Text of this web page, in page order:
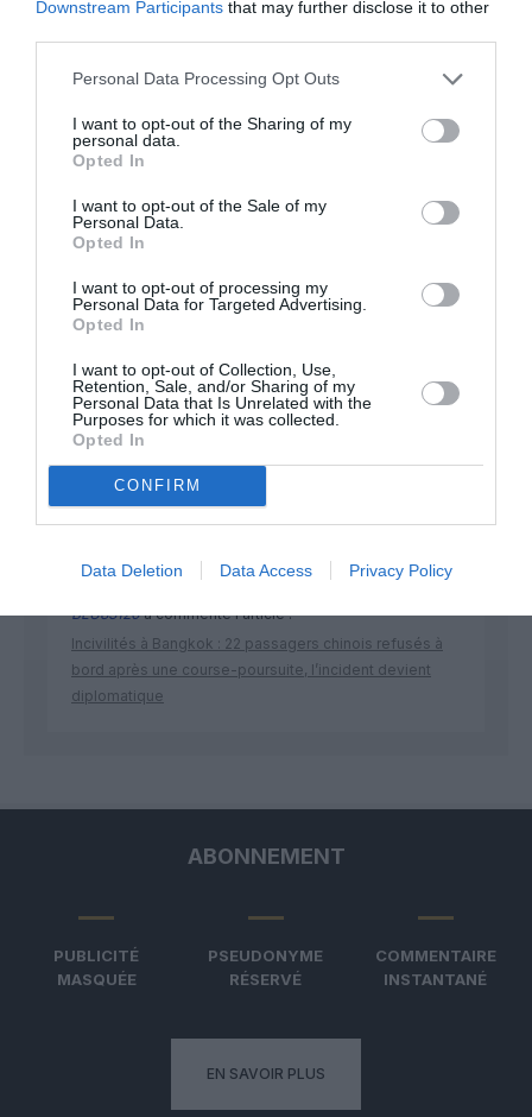
Downstream Participants that may further disclose it to other
Personal Data Processing Opt Outs
I want to opt-out of the Sharing of my
personal data.
Opted In
I want to opt-out of the Sale of my
Personal Data.
Opted In
I want to opt-out of processing my
Personal Data for Targeted Advertising.
Opted In
I want to opt-out of Collection, Use,
Retention, Sale, and/or Sharing of my
Personal Data that Is Unrelated with the
Purposes for which it was collected.
Opted In
CONFIRM
Data Deletion Data Access Privacy Policy
Appel aux lecteurs !
Soutenez Air Journal participezà son
développement !
BLU83120a commenté l'article :
Incivilités à Bangkok : 22 passagers chinois refusés à
bord après une course-poursuite, l’incident devient
diplomatique
BLU83120a commenté l'article :
Incivilités à Bangkok : 22 passagers chinois refusés à
bord après une course-poursuite, l’incident devient
diplomatique
ABONNEMENT
PUBLICITÉ
MASQUÉE
PSEUDONYME
RÉSERVÉ
COMMENTAIRE
INSTANTANÉ
EN SAVOIR PLUS